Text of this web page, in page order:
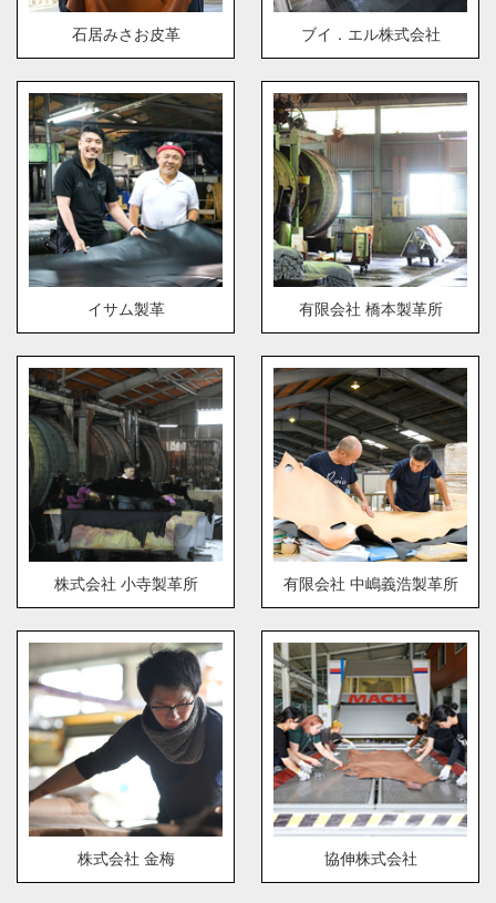
石居みさお皮革 ブイ．エル株式会社
イサム製革 有限会社 橋本製革所
株式会社 小寺製革所 有限会社 中嶋義浩製革所
株式会社 金梅 協伸株式会社